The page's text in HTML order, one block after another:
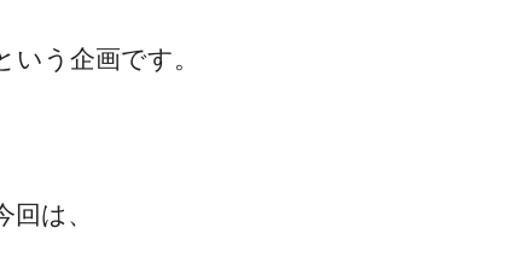
いう企画です。
回は、